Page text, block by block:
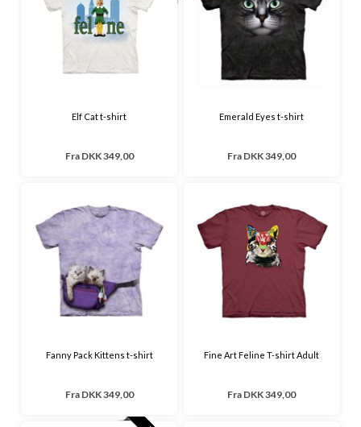
Elf Cat t-shirt
Fra DKK 349,00
Emerald Eyes t-shirt
Fra DKK 349,00
Fanny Pack Kittens t-shirt
Fra DKK 349,00
Fine Art Feline T-shirt Adult
Fra DKK 349,00